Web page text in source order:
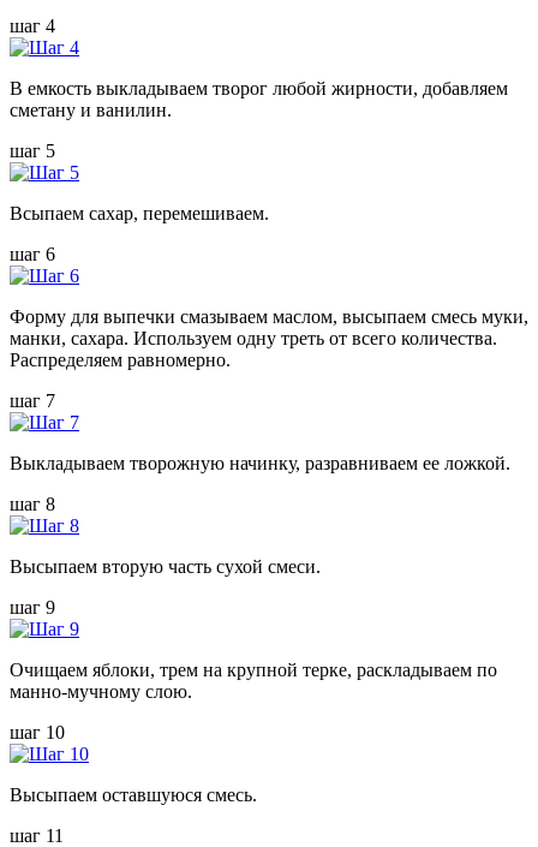
шаг 4
В емкость выкладываем творог любой жирности, добавляем
сметану и ванилин.
шаг 5
Всыпаем сахар, перемешиваем.
шаг 6
Форму для выпечки смазываем маслом, высыпаем смесь муки,
манки, сахара. Используем одну треть от всего количества.
Распределяем равномерно.
шаг 7
Выкладываем творожную начинку, разравниваем ее ложкой.
шаг 8
Высыпаем вторую часть сухой смеси.
шаг 9
Очищаем яблоки, трем на крупной терке, раскладываем по
манно-мучному слою.
шаг 10
Высыпаем оставшуюся смесь.
шаг 11